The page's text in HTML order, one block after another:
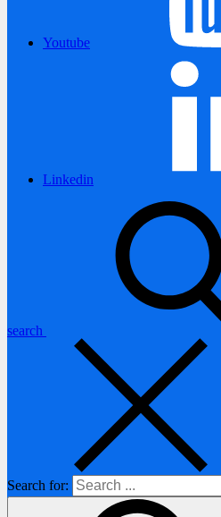
Youtube
Linkedin
search
Search for: